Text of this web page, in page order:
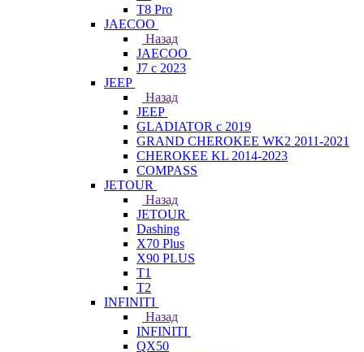
T8 Pro
JAECOO
Назад
JAECOO
J7 с 2023
JEEP
Назад
JEEP
GLADIATOR с 2019
GRAND CHEROKEE WK2 2011-2021
CHEROKEE KL 2014-2023
COMPASS
JETOUR
Назад
JETOUR
Dashing
X70 Plus
X90 PLUS
T1
T2
INFINITI
Назад
INFINITI
QX50